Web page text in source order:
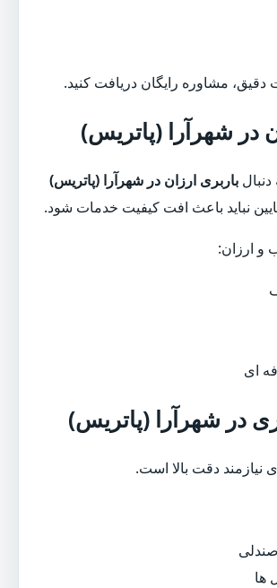
مشاوره رایگان دریافت کنید.
در شهرآرا (پاتریس)
باربری ارزان در شهرآرا (پاتریس)
نباید باعث افت کیفیت خدمات شود.
و ارزان:
ای
در شهرآرا (پاتریس)
نیازمند دقت بالا است.
ها